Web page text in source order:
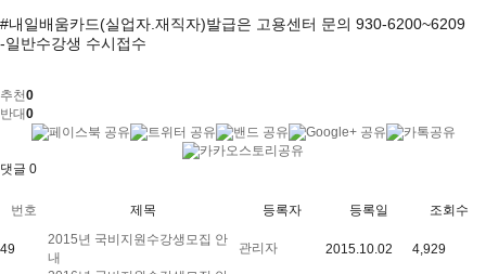
#내일배움카드(실업자.재직자)발급은 고용센터 문의 930-6200~6209
-일반수강생 수시접수
추천0
반대0
댓글 0
번호 제목 등록자 등록일 조회수
49
2015년 국비지원수강생모집 안
내
관리자 2015.10.02 4,929